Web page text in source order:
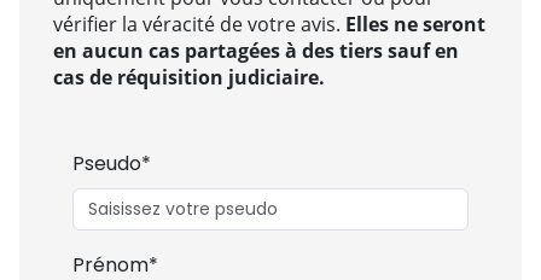
vérifier la véracité de votre avis. Elles ne seront
en aucun cas partagées à des tiers sauf en
cas de réquisition judiciaire.
Pseudo*
Prénom*